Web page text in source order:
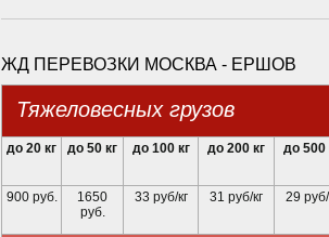
ЖД ПЕРЕВОЗКИ МОСКВА - ЕРШОВ
Тяжеловесных грузов
до 20 кг до 50 кг до 100 кг до 200 кг до 500
900 руб.
1650
руб.
33 руб/кг 31 руб/кг 29 руб/